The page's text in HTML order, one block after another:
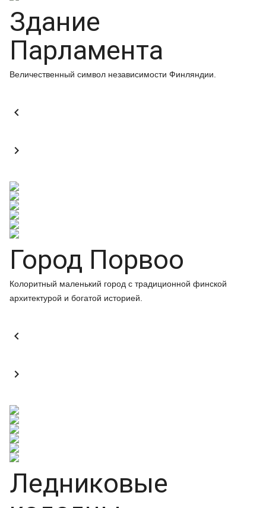
Здание
Парламента
Величественный символ независимости Финляндии.


Город Порвоо
Колоритный маленький город с традиционной финской
архитектурой и богатой историей.


Ледниковые